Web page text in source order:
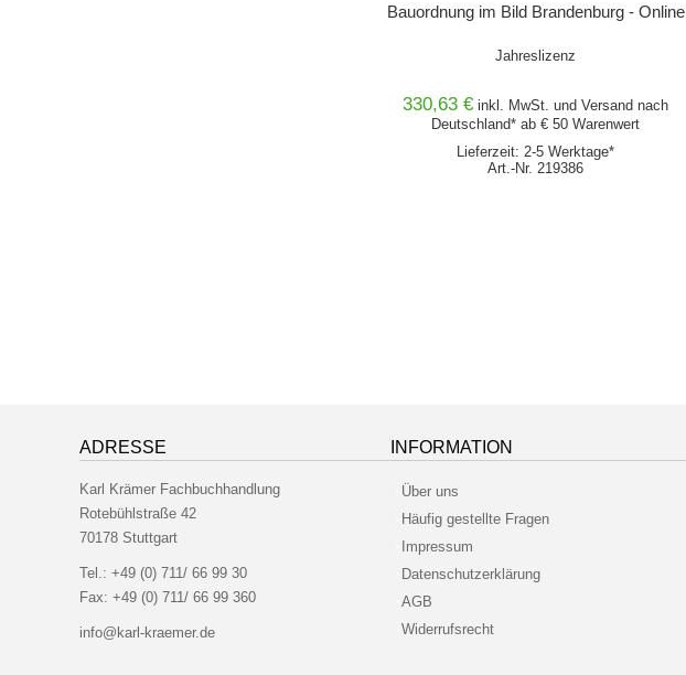
Bauordnung im Bild Brandenburg - Online
Jahreslizenz
330,63 € inkl. MwSt. undVersand nach
Deutschland* ab € 50 Warenwert
Lieferzeit: 2-5 Werktage*
Art.-Nr. 219386
ADRESSE
Karl Krämer Fachbuchhandlung
Rotebühlstraße 42
70178 Stuttgart
Tel.: +49 (0) 711/ 66 99 30
Fax: +49 (0) 711/ 66 99 360
info@karl-kraemer.de
INFORMATION
Über uns
Häufig gestellte Fragen
Impressum
Datenschutzerklärung
AGB
Widerrufsrecht